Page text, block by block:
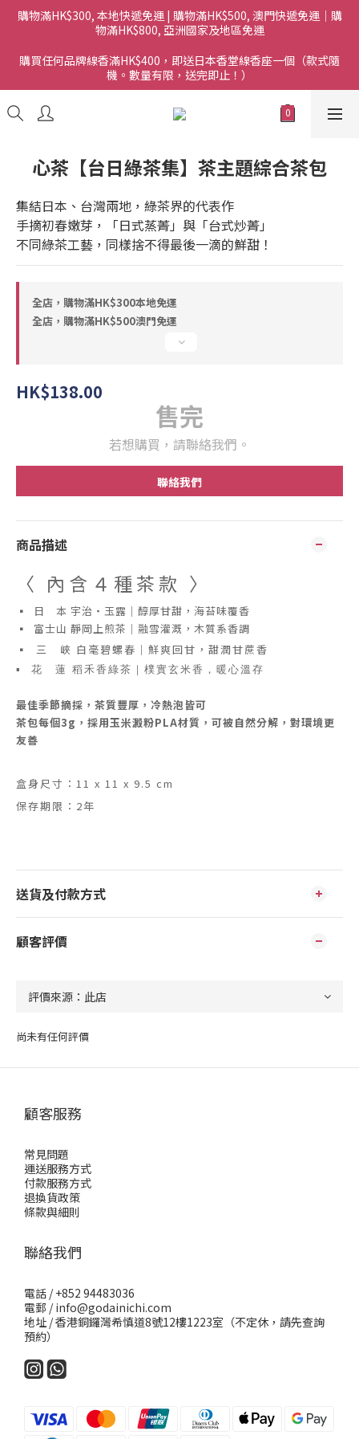
購物滿HK$300, 本地快遞免運 | 購物滿HK$500, 澳門快遞免運｜購
物滿HK$800, 亞洲國家及地區免運
購買任何品牌線香滿HK$400，即送日本香堂線香座一個（款式隨
機。數量有限，送完即止！）
心茶【台日綠茶集】茶主題綜合茶包
集結日本、台灣兩地，綠茶界的代表作
手摘初春嫩芽，「日式蒸菁」與「台式炒菁」
不同綠茶工藝，同樣捨不得最後一滴的鮮甜！
全店，購物滿HK$300本地免運
全店，購物滿HK$500澳門免運
HK$138.00
售完
若想購買，請聯絡我們。
聯絡我們
商品描述
〈 內含４種茶款 〉
▪ 日 本 宇治・玉露｜醇厚甘甜，海苔味覆香
▪ 富士山 靜岡上煎茶｜融雪灌溉，木質系香調
▪ 三 峽 白毫碧螺春｜鮮爽回甘，甜潤甘蔗香
▪ 花 蓮 稻禾香綠茶｜樸實玄米香，暖心溫存
最佳季節摘採，茶質豐厚，冷熱泡皆可
茶包每個3g，採用玉米澱粉PLA材質，可被自然分解，對環境更
友善
盒身尺寸：11 x 11 x 9.5 cm
保存期限：2年
送貨及付款方式
顧客評價
尚未有任何評價
顧客服務
常見問題
運送服務方式
付款服務方式
退換貨政策
條款與細則
聯絡我們
電話 / +852 94483036
電郵 / info@godainichi.com
地址 / 香港銅鑼灣希慎道8號12樓1223室（不定休，請先查詢
預約）